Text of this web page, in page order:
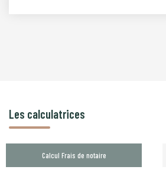
Les calculatrices
Calcul Frais de notaire